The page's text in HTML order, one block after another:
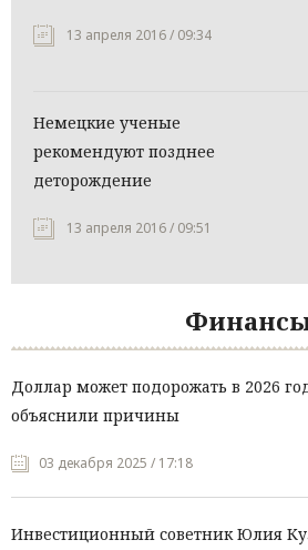
13 апреля 2016 / 09:34
Немецкие ученые
рекомендуют позднее
деторождение
13 апреля 2016 / 09:51
Доллар может подорожать в 2026
объяснили причины
03 декабря 2025 / 17:18
Инвестиционный советник Юлия